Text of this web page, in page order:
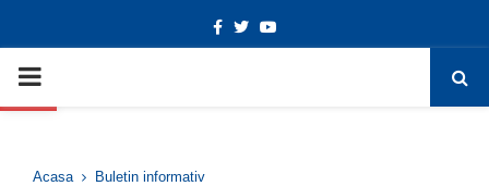
Deschide bara de unelte
Facebook
TwitterYoutube
PRIMARY
Acasa
Buletin informativ